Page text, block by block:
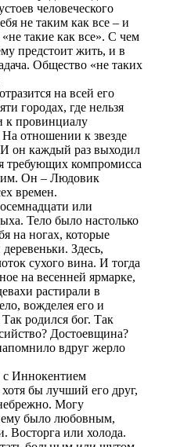
человеческого
не таким как все – и
такие как все». С чем
предстоит жить, и в
Общество «не таких
на всей его
городах, где нельзя
к провинциалу
отношении к звезде
И он каждый раз выходил
требующих компромисса
Он – Людовик
времен.
или
Тело было настолько
на ногах, которые
Здесь,
сухого вина. И тогда
на весенней ярмарке,
растирали в
вожделея его и
родился бог. Так
Достоевщина?
вдруг жерло
с Иннокентием
бы лучший его друг,
Могу
было любовным,
или холода.